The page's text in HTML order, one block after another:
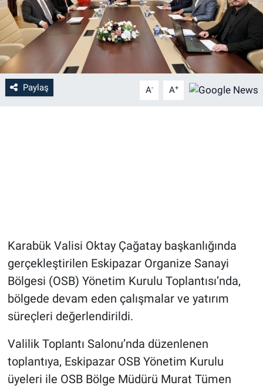
Paylaş A- A+
Karabük Valisi Oktay Çağatay başkanlığında
gerçekleştirilen Eskipazar Organize Sanayi
Bölgesi (OSB) Yönetim Kurulu Toplantısı’nda,
bölgede devam eden çalışmalar ve yatırım
süreçleri değerlendirildi.
Valilik Toplantı Salonu’nda düzenlenen
toplantıya, Eskipazar OSB Yönetim Kurulu
üyeleri ile OSB Bölge Müdürü Murat Tümen